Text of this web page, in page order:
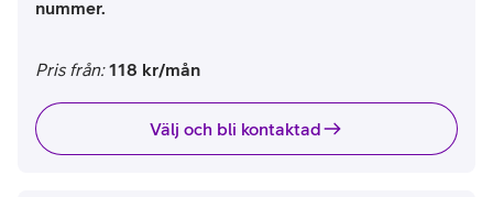
nummer.
Pris från:118 kr/mån
Välj och bli kontaktad